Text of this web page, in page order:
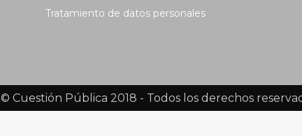
Tratamiento de datos personales
© Cuestión Pública 2018 - Todos los derechos